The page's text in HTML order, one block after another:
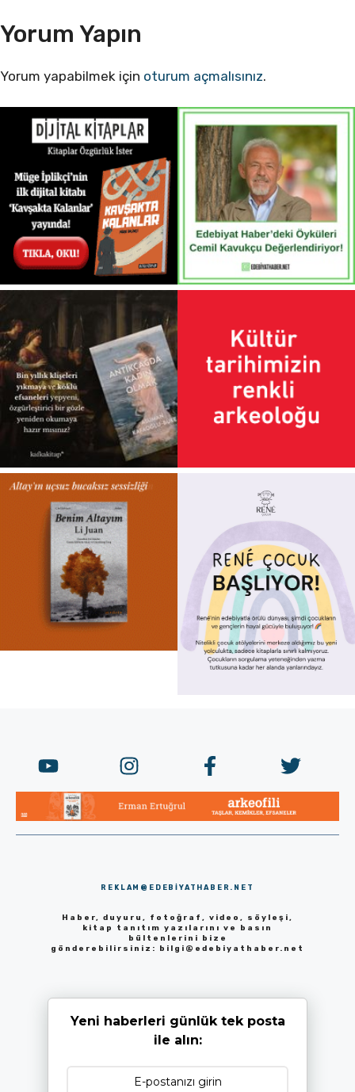
Yorum Yapın
Yorum yapabilmek için oturum açmalısınız.
REKLAM@EDEBIYATHABER.NET
Haber, duyuru, fotoğraf, video, söyleşi,
kitap tanıtım yazılarını ve basın
bültenlerini bize
gönderebilirsiniz: bilgi@edebiyathaber.net
Yeni haberleri günlük tek posta
ile alın: